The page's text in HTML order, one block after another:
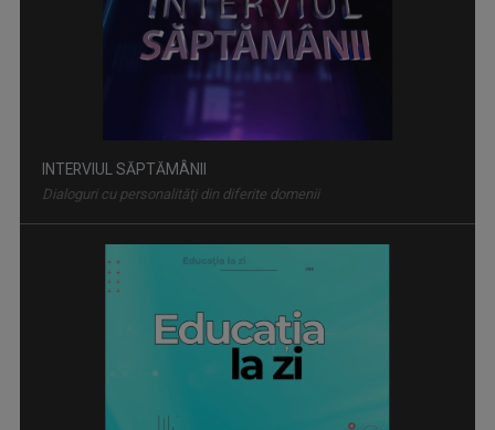
EDUCAȚIA LA ZI
Dezbatere pe subiecte din învățământul ...